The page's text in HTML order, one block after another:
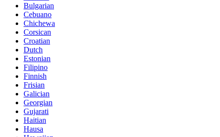
Bulgarian
Cebuano
Chichewa
Corsican
Croatian
Dutch
Estonian
Filipino
Finnish
Frisian
Galician
Georgian
Gujarati
Haitian
Hausa